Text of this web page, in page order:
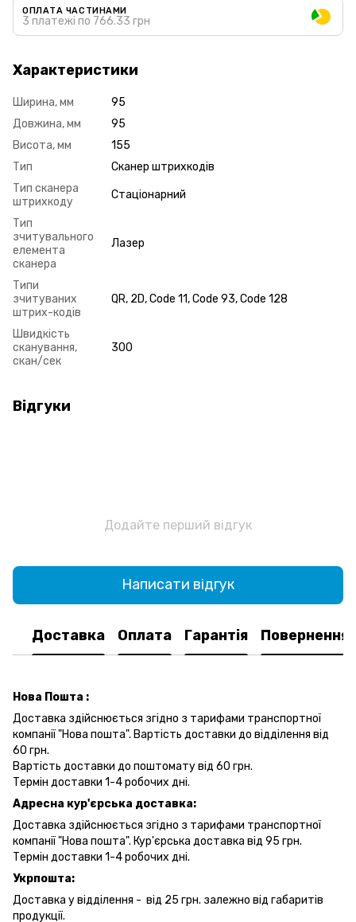
ОПЛАТА ЧАСТИНАМИ
3 платежі по 766.33 грн
Характеристики
Ширина, мм
95
Довжина, мм
95
Висота, мм
155
Тип
Сканер штрихкодів
Тип сканера
штрихкоду
Стаціонарний
Тип
зчитувального
елемента
сканера
Лазер
Типи
зчитуваних
штрих-кодів
QR, 2D, Code 11, Code 93, Code 128
Швидкість
сканування,
скан/сек
300
Відгуки
Додайте перший відгук
Написати відгук
Доставка Оплата Гарантія Повернення
Нова Пошта :
Доставка здійснюється згідно з тарифами транспортної
компанії "Нова пошта". Вартість доставки до відділення від
60 грн.
Вартість доставки до поштомату від 60 грн.
Термін доставки 1-4 робочих дні.
Адресна кур'єрська доставка:
Доставка здійснюється згідно з тарифами транспортної
компанії "Нова пошта". Кур'єрська доставка від 95 грн.
Термін доставки 1-4 робочих дні.
Укрпошта:
Доставка у відділення - від 25 грн. залежно від габаритів
продукції.